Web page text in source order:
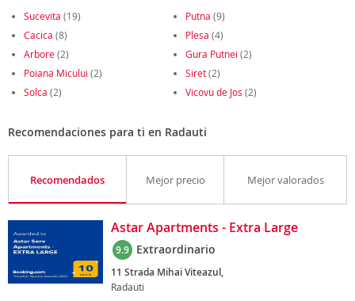
Sucevita (19) Putna (9)
Cacica (8) Plesa (4)
Arbore(2) Gura Putnei (2)
Poiana Micului (2) Siret(2)
Solca (2) Vicovu de Jos (2)
Recomendaciones para ti en Radauti
Recomendados Mejor precio Mejor valorados
Astar Apartments - Extra Large
9.9 Extraordinario
11 Strada Mihai Viteazul,
Radauti